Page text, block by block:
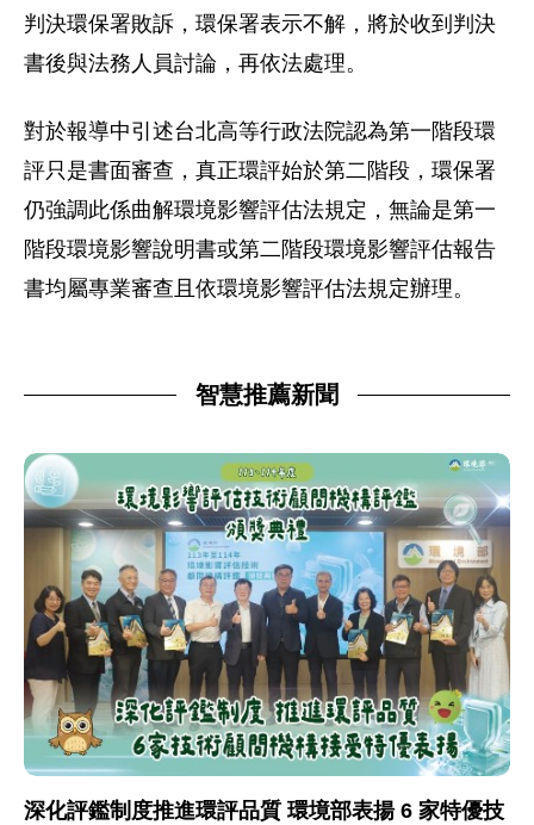
判決環保署敗訴，環保署表示不解，將於收到判決
書後與法務人員討論，再依法處理。
對於報導中引述台北高等行政法院認為第一階段環
評只是書面審查，真正環評始於第二階段，環保署
仍強調此係曲解環境影響評估法規定，無論是第一
階段環境影響說明書或第二階段環境影響評估報告
書均屬專業審查且依環境影響評估法規定辦理。
智慧推薦新聞
深化評鑑制度推進環評品質 環境部表揚 6 家特優技